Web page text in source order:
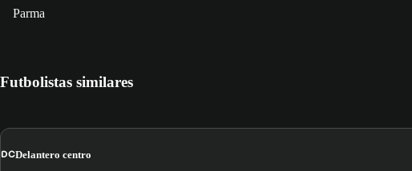
Parma
Futbolistas similares
DCDelantero centro